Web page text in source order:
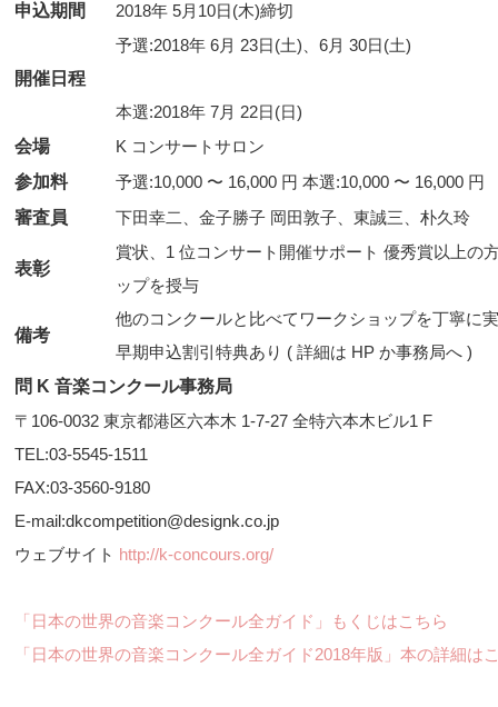
申込期間
2018年 5月10日(木)締切
開催日程
予選:2018年 6月 23日(土)、6月 30日(土)
本選:2018年 7月 22日(日)
会場
K コンサートサロン
参加料
予選:10,000 〜 16,000 円 本選:10,000 〜 16,000 円
審査員
下田幸二、金子勝子 岡田敦子、東誠三、朴久玲
表彰
賞状、1 位コンサート開催サポート 優秀賞以上の
ップを授与
備考
他のコンクールと比べてワークショップを丁寧に
早期申込割引特典あり ( 詳細は HP か事務局へ )
問 K 音楽コンクール事務局
〒106-0032 東京都港区六本木 1-7-27 全特六本木ビル1 F
TEL:03-5545-1511
FAX:03-3560-9180
E-mail:dkcompetition@designk.co.jp
ウェブサイト http://k-concours.org/
「日本の世界の音楽コンクール全ガイド」もくじはこちら
「日本の世界の音楽コンクール全ガイド2018年版」本の詳細は